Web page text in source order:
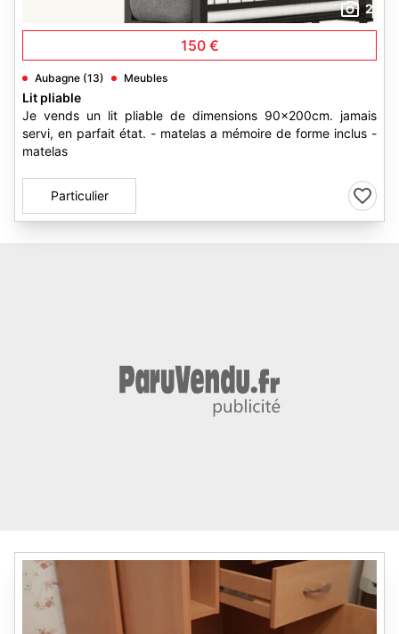
2
150 €
Aubagne (13) Meubles
Lit pliable
Je vends un lit pliable de dimensions 90x200cm. jamais
servi, en parfait état. - matelas a mémoire de forme inclus -
matelas
Particulier